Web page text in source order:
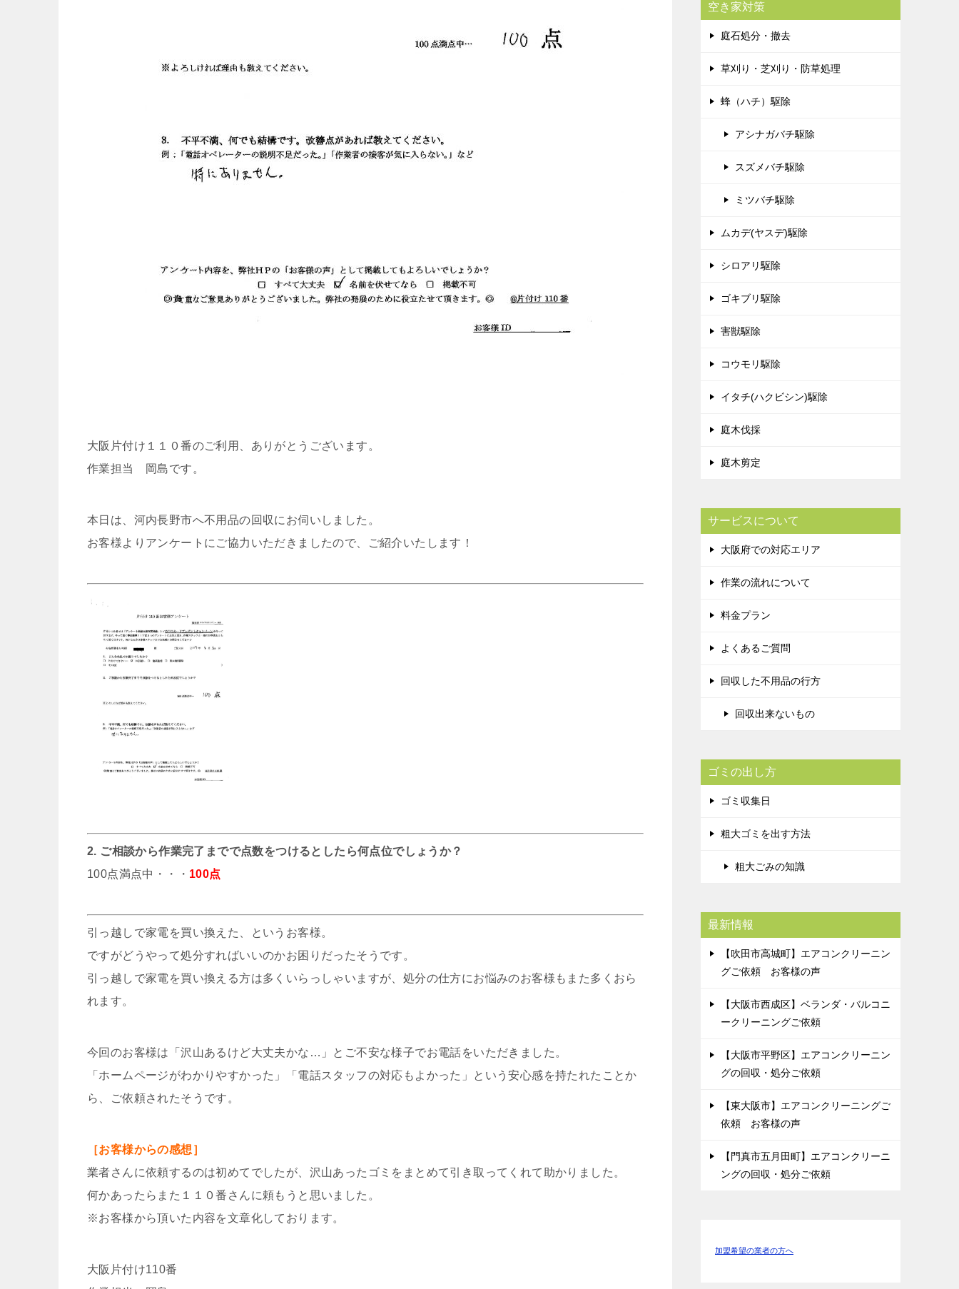
大阪片付け１１０番のご利用、ありがとうございます。
作業担当 岡島です。
本日は、河内長野市へ不用品の回収にお伺いしました。
お客様よりアンケートにご協力いただきましたので、ご紹介いたします！
2. ご相談から作業完了までで点数をつけるとしたら何点位でしょうか？
100点満点中・・・ 100点
引っ越しで家電を買い換えた、というお客様。
ですがどうやって処分すればいいのかお困りだったそうです。
引っ越しで家電を買い換える方は多くいらっしゃいますが、処分の仕方にお悩みのお客様もまた多くおら
れます。
今回のお客様は「沢山あるけど大丈夫かな…」とご不安な様子でお電話をいただきました。
「ホームページがわかりやすかった」「電話スタッフの対応もよかった」という安心感を持たれたことか
ら、ご依頼されたそうです。
［お客様からの感想］
業者さんに依頼するのは初めてでしたが、沢山あったゴミをまとめて引き取ってくれて助かりました。
何かあったらまた１１０番さんに頼もうと思いました。
※お客様から頂いた内容を文章化しております。
大阪片付け110番
空き家対策
庭石処分・撤去
草刈り・芝刈り・防草処理
蜂（ハチ）駆除
アシナガバチ駆除
スズメバチ駆除
ミツバチ駆除
ムカデ(ヤスデ)駆除
シロアリ駆除
ゴキブリ駆除
害獣駆除
コウモリ駆除
イタチ(ハクビシン)駆除
庭木伐採
庭木剪定
サービスについて
大阪府での対応エリア
作業の流れについて
料金プラン
よくあるご質問
回収した不用品の行方
回収出来ないもの
ゴミの出し方
ゴミ収集日
粗大ゴミを出す方法
粗大ごみの知識
最新情報
【吹田市高城町】エアコンクリーニン
グご依頼 お客様の声
【大阪市西成区】ベランダ・バルコニ
ークリーニングご依頼
【大阪市平野区】エアコンクリーニン
グの回収・処分ご依頼
【東大阪市】エアコンクリーニングご
依頼 お客様の声
【門真市五月田町】エアコンクリーニ
ングの回収・処分ご依頼
加盟希望の業者の方へ